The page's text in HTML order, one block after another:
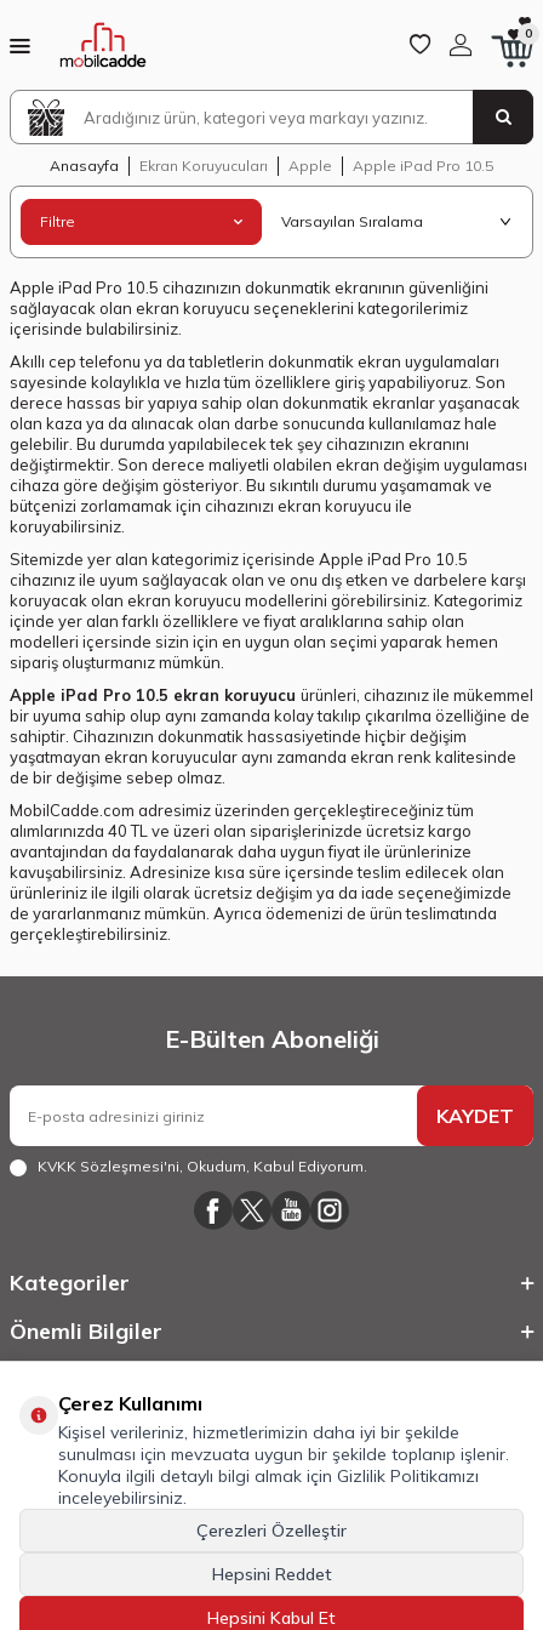
0
Anasayfa Ekran Koruyucuları Apple Apple iPad Pro 10.5
Filtre
Apple iPad Pro 10.5 cihazınızın dokunmatik ekranının güvenliğini
sağlayacak olan ekran koruyucu seçeneklerini kategorilerimiz
içerisinde bulabilirsiniz.
Akıllı cep telefonu ya da tabletlerin dokunmatik ekran uygulamaları
sayesinde kolaylıkla ve hızla tüm özelliklere giriş yapabiliyoruz. Son
derece hassas bir yapıya sahip olan dokunmatik ekranlar yaşanacak
olan kaza ya da alınacak olan darbe sonucunda kullanılamaz hale
gelebilir. Bu durumda yapılabilecek tek şey cihazınızın ekranını
değiştirmektir. Son derece maliyetli olabilen ekran değişim uygulaması
cihaza göre değişim gösteriyor. Bu sıkıntılı durumu yaşamamak ve
bütçenizi zorlamamak için cihazınızı ekran koruyucu ile
koruyabilirsiniz.
Sitemizde yer alan kategorimiz içerisinde Apple iPad Pro 10.5
cihazınız ile uyum sağlayacak olan ve onu dış etken ve darbelere karşı
koruyacak olan ekran koruyucu modellerini görebilirsiniz. Kategorimiz
içinde yer alan farklı özelliklere ve fiyat aralıklarına sahip olan
modelleri içersinde sizin için en uygun olan seçimi yaparak hemen
sipariş oluşturmanız mümkün.
Apple iPad Pro 10.5 ekran koruyucu ürünleri, cihazınız ile mükemmel
bir uyuma sahip olup aynı zamanda kolay takılıp çıkarılma özelliğine de
sahiptir. Cihazınızın dokunmatik hassasiyetinde hiçbir değişim
yaşatmayan ekran koruyucular aynı zamanda ekran renk kalitesinde
de bir değişime sebep olmaz.
MobilCadde.com adresimiz üzerinden gerçekleştireceğiniz tüm
alımlarınızda 40 TL ve üzeri olan siparişlerinizde ücretsiz kargo
avantajından da faydalanarak daha uygun fiyat ile ürünlerinize
kavuşabilirsiniz. Adresinize kısa süre içersinde teslim edilecek olan
ürünleriniz ile ilgili olarak ücretsiz değişim ya da iade seçeneğimizde
de yararlanmanız mümkün. Ayrıca ödemenizi de ürün teslimatında
gerçekleştirebilirsiniz.
E-Bülten Aboneliği
KAYDET
KVKK Sözleşmesi'ni, Okudum, Kabul Ediyorum.
Kategoriler
Önemli Bilgiler
©2026Tüm Hakkı Saklıdır.Mobilcadde.com
Çerez Kullanımı
Kişisel verileriniz, hizmetlerimizin daha iyi bir şekilde
sunulması için mevzuata uygun bir şekilde toplanıp işlenir.
Konuyla ilgili detaylı bilgi almak için Gizlilik Politikamızı
inceleyebilirsiniz.
Çerezleri Özelleştir
Hepsini Reddet
Hepsini Kabul Et